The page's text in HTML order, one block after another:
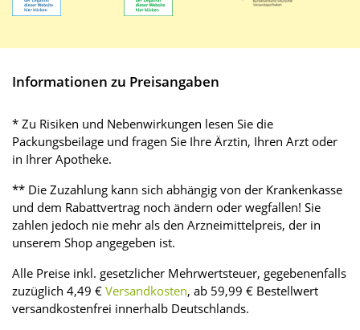
Informationen zu Preisangaben
* Zu Risiken und Nebenwirkungen lesen Sie die
Packungsbeilage und fragen Sie Ihre Ärztin, Ihren Arzt oder
in Ihrer Apotheke.
** Die Zuzahlung kann sich abhängig von der Krankenkasse
und dem Rabattvertrag noch ändern oder wegfallen! Sie
zahlen jedoch nie mehr als den Arzneimittelpreis, der in
unserem Shop angegeben ist.
Alle Preise inkl. gesetzlicher Mehrwertsteuer, gegebenenfalls
zuzüglich 4,49 € Versandkosten, ab 59,99 € Bestellwert
versandkostenfrei innerhalb Deutschlands.